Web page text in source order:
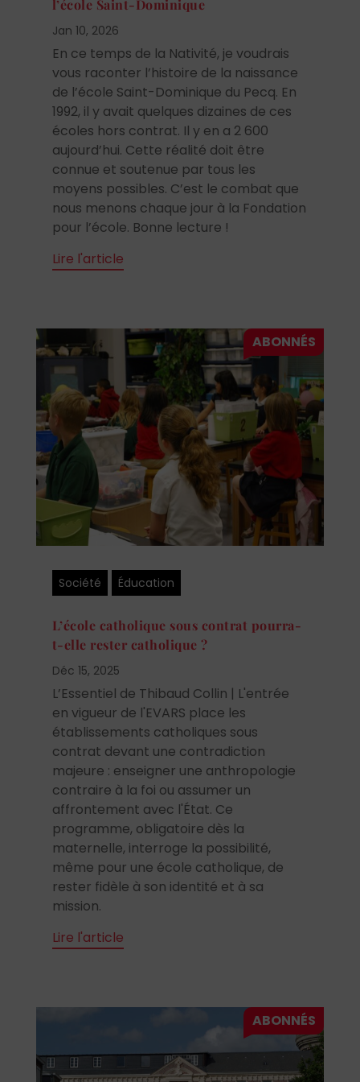
l’école Saint-Dominique
Jan 10, 2026
En ce temps de la Nativité, je voudrais
vous raconter l’histoire de la naissance
de l’école Saint-Dominique du Pecq. En
1992, il y avait quelques dizaines de ces
écoles hors contrat. Il y en a 2 600
aujourd’hui. Cette réalité doit être
connue et soutenue par tous les
moyens possibles. C’est le combat que
nous menons chaque jour à la Fondation
pour l’école. Bonne lecture !
Lire l'article
Société Éducation
L’école catholique sous contrat pourra-
t-elle rester catholique ?
Déc 15, 2025
L’Essentiel de Thibaud Collin | L'entrée
en vigueur de l'EVARS place les
établissements catholiques sous
contrat devant une contradiction
majeure : enseigner une anthropologie
contraire à la foi ou assumer un
affrontement avec l'État. Ce
programme, obligatoire dès la
maternelle, interroge la possibilité,
même pour une école catholique, de
rester fidèle à son identité et à sa
mission.
Lire l'article